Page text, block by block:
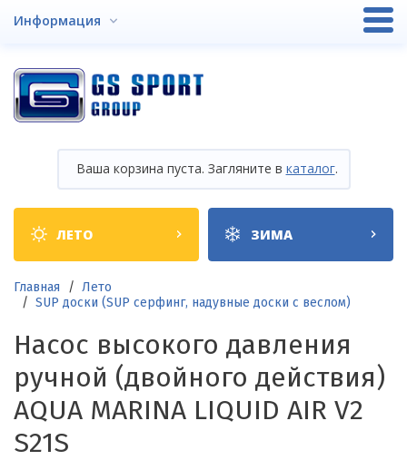
Информация
Ваша корзина пуста. Загляните в каталог.
Shop
categories
ЛЕТО ЗИМА
Строка
навигации
Главная
Лето
SUP доски (SUP серфинг, надувные доски с веслом)
Насос высокого давления
ручной (двойного действия)
AQUA MARINA LIQUID AIR V2
S21S